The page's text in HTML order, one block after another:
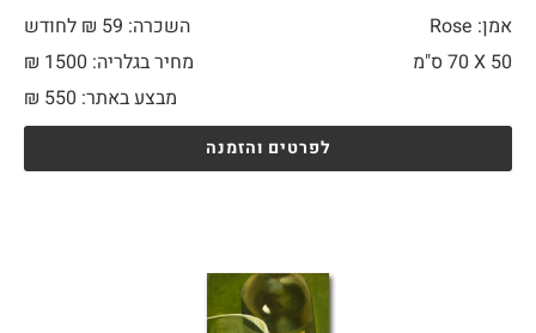
אמן: Rose
השכרה: 59 ₪ לחודש
50 X
מחיר בגלריה: 1500 ₪
מבצע באתר:
₪ 550
לפרטים והזמנה